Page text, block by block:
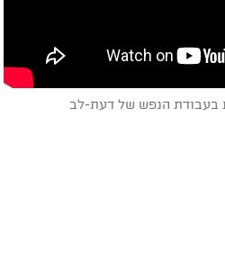
בעבודת הנפש של דעת-לב